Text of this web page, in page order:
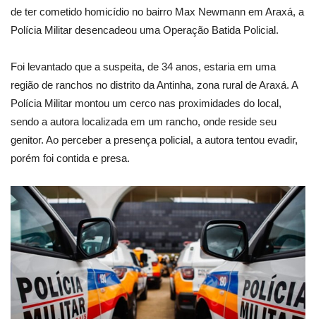
de ter cometido homicídio no bairro Max Newmann em Araxá, a
Polícia Militar desencadeou uma Operação Batida Policial.
Foi levantado que a suspeita, de 34 anos, estaria em uma
região de ranchos no distrito da Antinha, zona rural de Araxá. A
Polícia Militar montou um cerco nas proximidades do local,
sendo a autora localizada em um rancho, onde reside seu
genitor. Ao perceber a presença policial, a autora tentou evadir,
porém foi contida e presa.